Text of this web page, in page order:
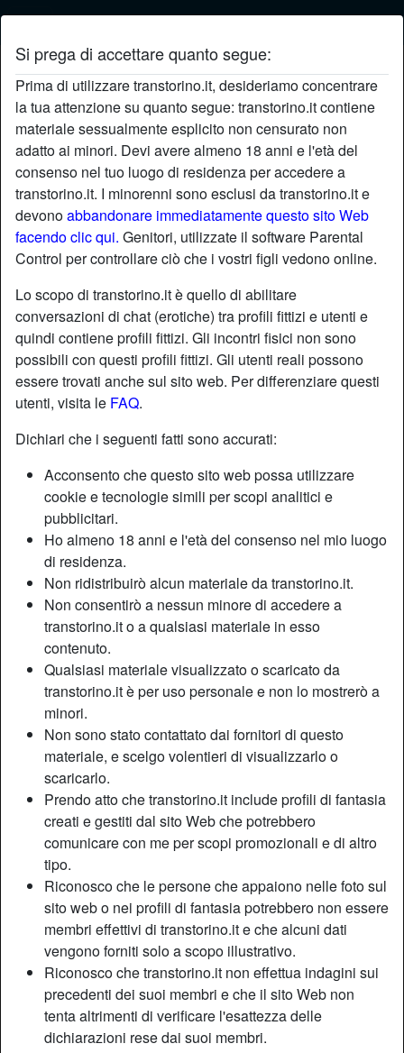
Si prega di accettare quanto segue:
Prima di utilizzare transtorino.it, desideriamo concentrare
la tua attenzione su quanto segue: transtorino.it contiene
materiale sessualmente esplicito non censurato non
adatto ai minori. Devi avere almeno 18 anni e l'età del
consenso nel tuo luogo di residenza per accedere a
transtorino.it. I minorenni sono esclusi da transtorino.it e
devonoabbandonare immediatamente questo sito Web
facendo clic qui. Genitori, utilizzate il software Parental
Control per controllare ciò che i vostri figli vedono online.
Lo scopo di transtorino.it è quello di abilitare
conversazioni di chat (erotiche) tra profili fittizi e utenti e
quindi contiene profili fittizi. Gli incontri fisici non sono
possibili con questi profili fittizi. Gli utenti reali possono
essere trovati anche sul sito web. Per differenziare questi
utenti, visita le FAQ.
Dichiari che i seguenti fatti sono accurati:
Acconsento che questo sito web possa utilizzare
cookie e tecnologie simili per scopi analitici e
pubblicitari.
Ho almeno 18 anni e l'età del consenso nel mio luogo
di residenza.
Non ridistribuirò alcun materiale da transtorino.it.
Non consentirò a nessun minore di accedere a
transtorino.it o a qualsiasi materiale in esso
contenuto.
Qualsiasi materiale visualizzato o scaricato da
transtorino.it è per uso personale e non lo mostrerò a
minori.
Non sono stato contattato dai fornitori di questo
materiale, e scelgo volentieri di visualizzarlo o
scaricarlo.
Prendo atto che transtorino.it include profili di fantasia
creati e gestiti dal sito Web che potrebbero
comunicare con me per scopi promozionali e di altro
tipo.
Riconosco che le persone che appaiono nelle foto sul
sito web o nei profili di fantasia potrebbero non essere
membri effettivi di transtorino.it e che alcuni dati
vengono forniti solo a scopo illustrativo.
Riconosco che transtorino.it non effettua indagini sui
precedenti dei suoi membri e che il sito Web non
tenta altrimenti di verificare l'esattezza delle
dichiarazioni rese dai suoi membri.
Registrati su Trans Torino
Iscriviti su Trans Torino e incontra splendide Transessuali
vicino a te! Registrarti è completamente gratuito e riceverai
messaggi gratuiti se attivi la tua e-mail. Cosa stai
aspettando?
Scegli un nickname
Indirizzo e-mail
Password
Qual è il tuo sesso?
Provincia
Città
Qual è la tua data di nascita?
Accetto itermini d'uso , la privacy policy, l'uso di profili di fantasia, il
trattamento dei dati personali e la ricezione di mail commerciali.
Paoletta36
Dobbiamo scopare e questo è quello che
insieme possiamo fare meglio, se poi si instaura
anche un bel rapporto perché no. Io in realtà
nell'amore ho perso la fiducia ma chi lo sa ,che
non posso di nuovo trovarla in te?
Torinolocation_on
Shemale
Silavana
Ho sempre vissuto la mia vita senza farmi mai
troppi problemi e finora con questo mio modo di